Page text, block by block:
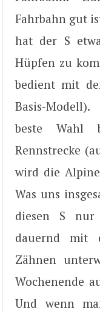
Fahrbahn gut
hat der S
Hüpfen zu
bedient mit
Basis-
beste Wahl
Rennstrecke
wird die
Was uns
diesen S
dauernd mit
Zähnen
Wochenende
Und wenn